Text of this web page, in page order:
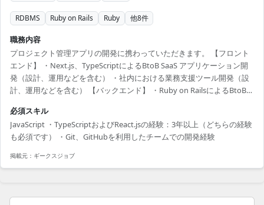
RDBMS Ruby on Rails Ruby 他8件
職務内容
プロジェクト管理アプリの開発に携わっていただきます。 【フロント
エンド】 ・Next.js、TypeScriptによるBtoB SaaS アプリケーション開
発（設計、運用などを含む） ・社内における業務支援ツール開発（設
計、運用などを含む） 【バックエンド】 ・Ruby on RailsによるBtoB
構築、運用 ・社内における業務支援ツール開発（設計、運用などを含
む） 【開発体制】 ・エンジニア17名（業務委託含む） ・プロダクトマ
ネージャー 3名 ・デザイナー2名（業務委託含む） ・QA 3名 ゲーム、
広告、Sierなど、さま...
必須スキル
JavaScript ・TypeScriptおよびReact.jsの経験：3年以上（どちらの経験
も必須です） ・Git、GitHubを利用したチームでの開発経験
掲載元： ギークスジョブ